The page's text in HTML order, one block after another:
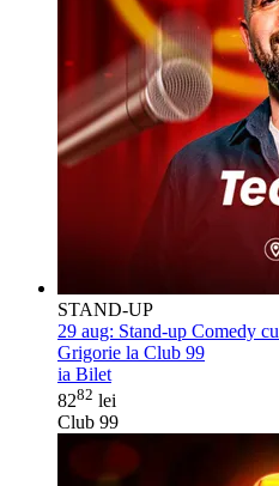
STAND-UP
29 aug: Stand-up Comedy
Grigorie la Club 99
ia Bilet
8282 lei
Club 99